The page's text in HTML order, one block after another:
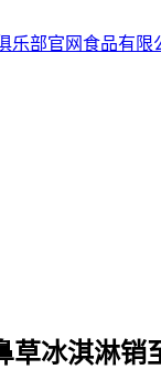
草冰淇淋销